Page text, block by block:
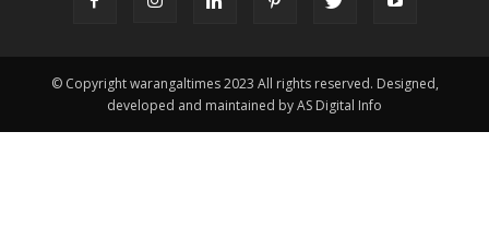
© Copyright warangaltimes 2023 All rights reserved. Designed,
developed and maintained by AS Digital Info